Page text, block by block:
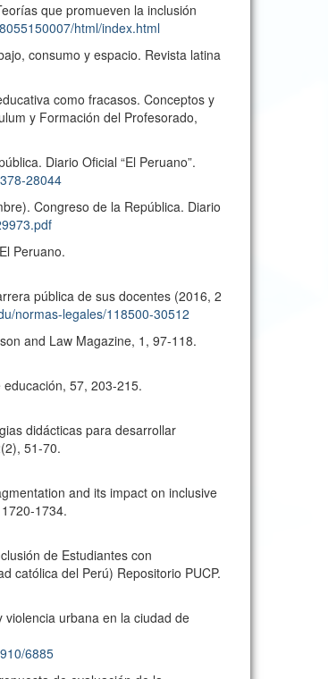
que promueven la inclusión
html/index.html
consumo y espacio. Revista latina
como fracasos. Conceptos y
y Formación del Profesorado,
Diario Oficial “El Peruano”.
28044
Congreso de la República. Diario
Peruano.
pública de sus docentes (2016, 2
normas-legales/118500-30512
and Law Magazine, 1, 97-118.
57, 203-215.
didácticas para desarrollar
51-70.
and its impact on inclusive
1734.
de Estudiantes con
católica del Perú) Repositorio PUCP.
urbana en la ciudad de
6885